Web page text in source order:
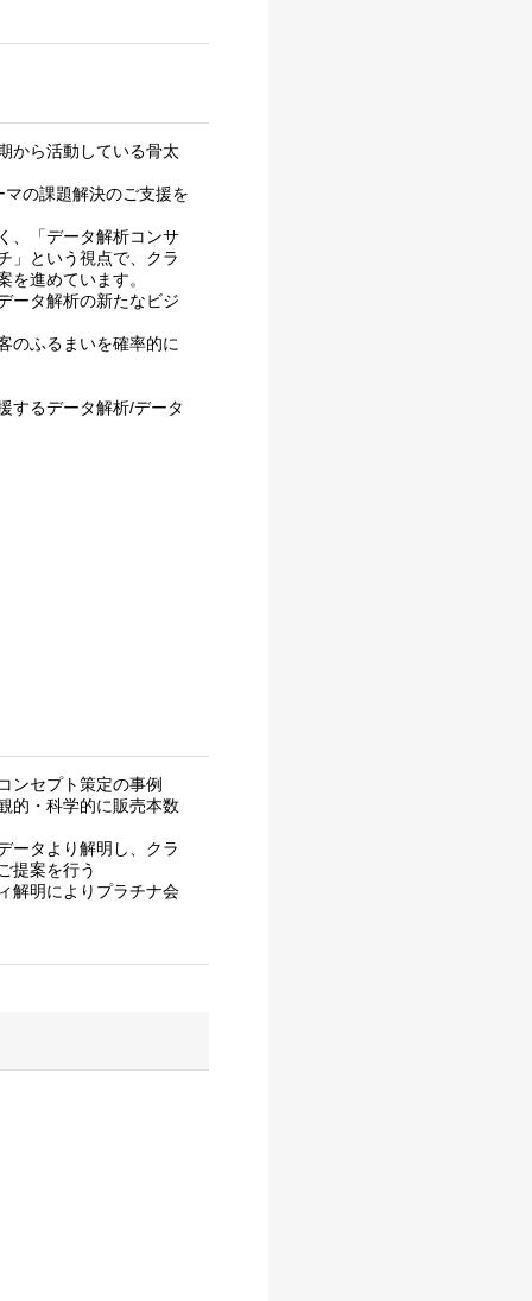
から活動している骨太
の課題解決のご支援を
、「データ解析コンサ
」という視点で、クラ
進めています。
ータ解析の新たなビジ
のふるまいを確率的に
するデータ解析/データ
ンセプト策定の事例
的・科学的に販売本数
ータより解明し、クラ
提案を行う
解明によりプラチナ会